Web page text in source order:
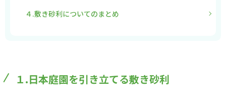
４.敷き砂利についてのまとめ
１.日本庭園を引き立てる敷き砂利